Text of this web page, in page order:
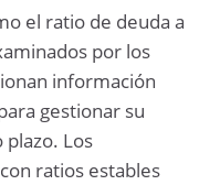
el ratio de deuda a
por los
información
gestionar su
plazo. Los
ratios estables